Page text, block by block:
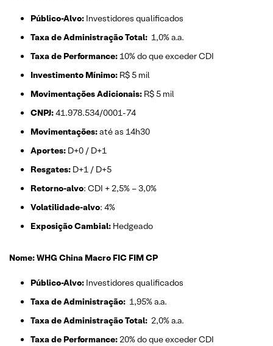
Público-Alvo: Investidores qualificados
Taxa de Administração Total: 1,0% a.a.
Taxa de Performance: 10% do que exceder CDI
Investimento Mínimo: R$ 5 mil
Movimentações Adicionais: R$ 5 mil
CNPJ:41.978.534/0001-74
Movimentações:até as 14h30
Aportes: D+0 / D+1
Resgates: D+1 / D+5
Retorno-alvo: CDI + 2,5% – 3,0%
Volatilidade-alvo: 4%
Exposição Cambial: Hedgeado
Nome: WHG China Macro FIC FIM CP
Público-Alvo: Investidores qualificados
Taxa de Administração: 1,95% a.a.
Taxa de Administração Total: 2,0% a.a.
Taxa de Performance: 20% do que exceder CDI